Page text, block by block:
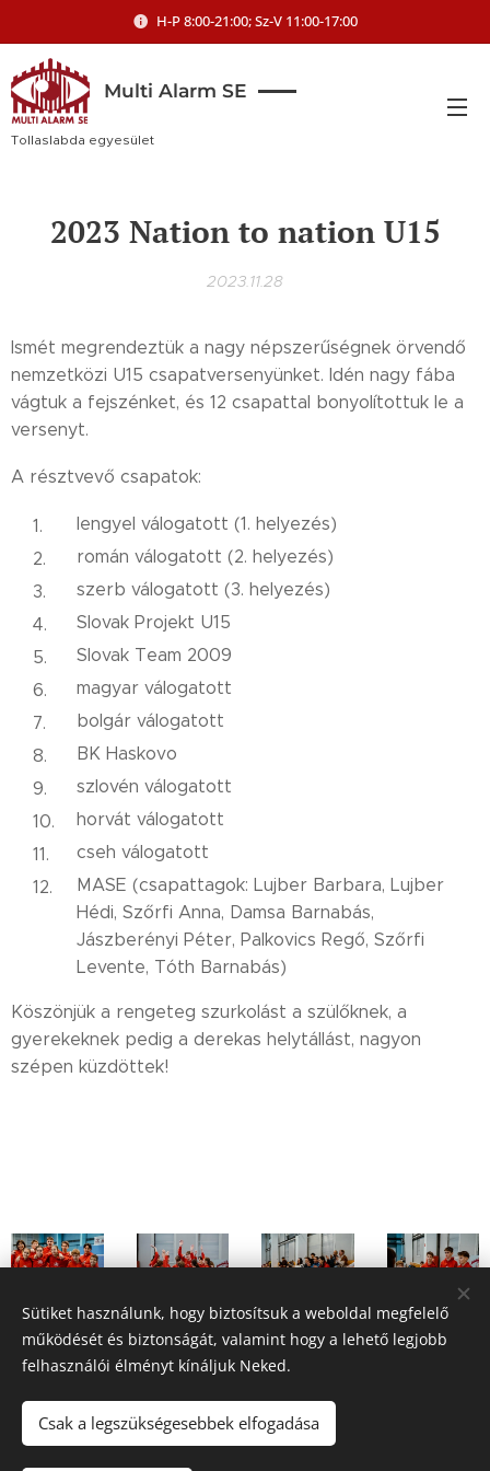
H-P 8:00-21:00; Sz-V 11:00-17:00
Multi Alarm SE
Tollaslabda egyesület
2023 Nation to nation U15
2023.11.28
Ismét megrendeztük a nagy népszerűségnek örvendő
nemzetközi U15 csapatversenyünket. Idén nagy fába
vágtuk a fejszénket, és 12 csapattal bonyolítottuk le a
versenyt.
A résztvevő csapatok:
lengyel válogatott (1. helyezés)
román válogatott (2. helyezés)
szerb válogatott (3. helyezés)
Slovak Projekt U15
Slovak Team 2009
magyar válogatott
bolgár válogatott
BK Haskovo
szlovén válogatott
horvát válogatott
cseh válogatott
MASE (csapattagok: Lujber Barbara, Lujber
Hédi, Szőrfi Anna, Damsa Barnabás,
Jászberényi Péter, Palkovics Regő, Szőrfi
Levente, Tóth Barnabás)
Köszönjük a rengeteg szurkolást a szülőknek, a
gyerekeknek pedig a derekas helytállást, nagyon
szépen küzdöttek!
Sütiket használunk, hogy biztosítsuk a weboldal megfelelő
működését és biztonságát, valamint hogy a lehető legjobb
felhasználói élményt kínáljuk Neked.
Csak a legszükségesebbek elfogadása